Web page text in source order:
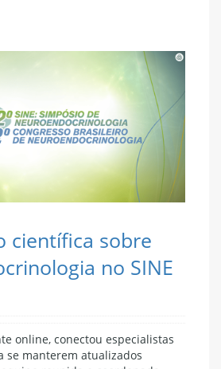
científica sobre
no SINE
online, conectou especialistas
se manterem atualizados